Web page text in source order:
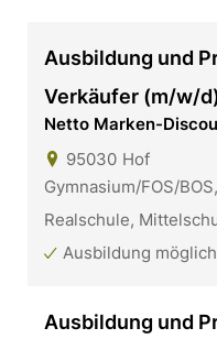
Ausbildung und
Verkäufer (m/w/
Netto Marken-
95030 Hof
Gymnasium/FOS/BOS,
Realschule,
Ausbildung möglich
Ausbildung und